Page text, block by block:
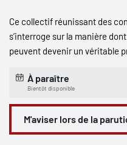
Ce collectif réunissant des
s’interroge sur la manière
peuvent devenir un véritable
À paraître
Bientôt disponible
M'aviser lors de la